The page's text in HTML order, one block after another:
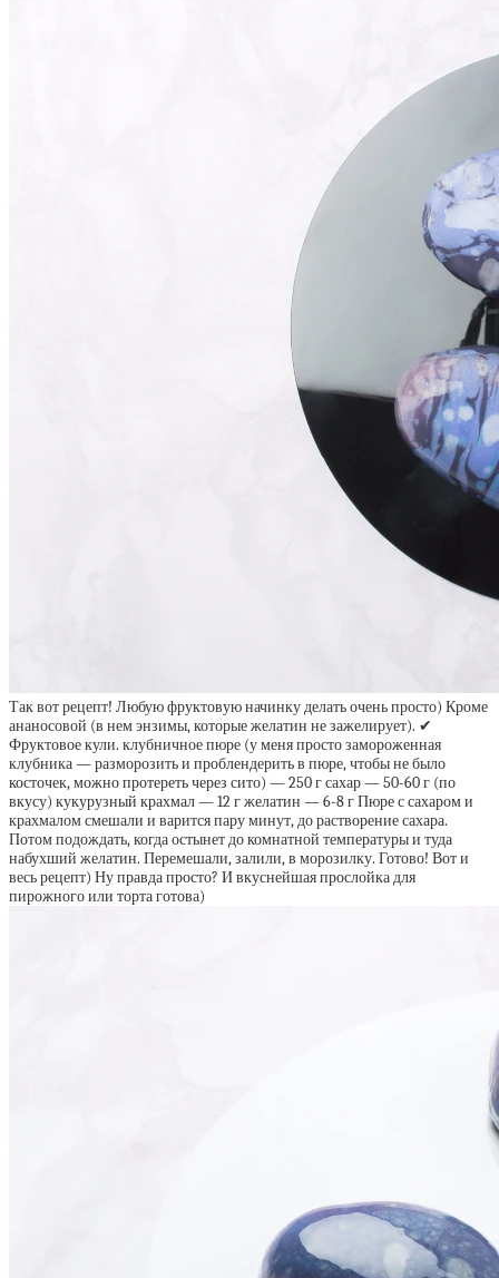
Так вот рецепт! Любую фруктовую начинку делать очень просто) Кроме
ананосовой (в нем энзимы, которые желатин не зажелирует). ✔
Фруктовое кули. клубничное пюре (у меня просто замороженная
клубника — разморозить и проблендерить в пюре, чтобы не было
косточек, можно протереть через сито) — 250 г сахар — 50-60 г (по
вкусу) кукурузный крахмал — 12 г желатин — 6-8 г Пюре с сахаром и
крахмалом смешали и варится пару минут, до растворение сахара.
Потом подождать, когда остынет до комнатной температуры и туда
набухший желатин. Перемешали, залили, в морозилку. Готово! Вот и
весь рецепт) Ну правда просто? И вкуснейшая прослойка для
пирожного или торта готова)